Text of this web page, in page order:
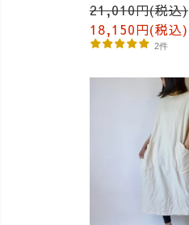
21,010円(税込)
18,150円(税込)
2件